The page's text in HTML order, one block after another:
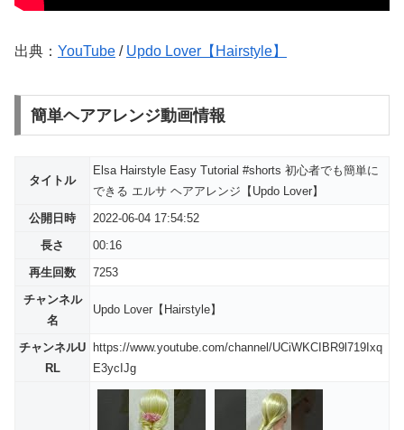
出典： YouTube / Updo Lover【Hairstyle】
簡単ヘアアレンジ動画情報
タイトル
Elsa Hairstyle Easy Tutorial #shorts 初心者でも簡単に
できる エルサ ヘアアレンジ【Updo Lover】
公開日時
2022-06-04 17:54:52
長さ
00:16
再生回数
7253
チャンネル
名
Updo Lover【Hairstyle】
チャンネルU
RL
https://www.youtube.com/channel/UCiWKCIBR9l719Ixq
E3ycIJg